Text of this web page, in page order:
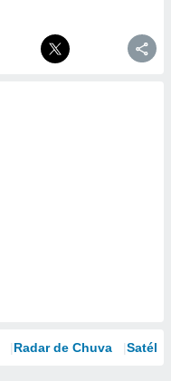
Radar de Chuva